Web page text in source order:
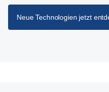
Neue Technologien jetzt